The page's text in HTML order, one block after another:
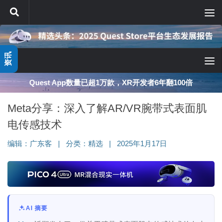
跳至内容
深度分享：AI智能眼镜的现实困境与严峻出路
Meta分享：深入了解AR/VR腕带式表面肌
电传感技术
编辑： 广东客 分类： 精选 2025年1月17日
AI 摘要
资讯